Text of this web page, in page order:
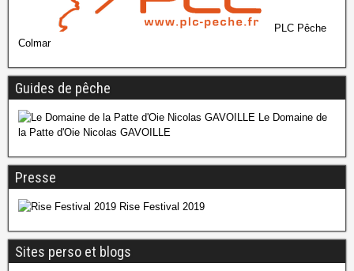
PLC Pêche
Colmar
Guides de pêche
Le Domaine de
la Patte d'Oie Nicolas GAVOILLE
Presse
Rise Festival 2019
Sites perso et blogs